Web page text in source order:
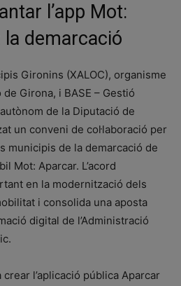
l’app Mot:
demarcació
Gironins (XALOC), organisme
Girona, i BASE – Gestió
de la Diputació de
un conveni de col·laboració per
municipis de la demarcació de
Mot: Aparcar. L’acord
en la modernització dels
i consolida una aposta
digital de l’Administració
crear l’aplicació pública Aparcar